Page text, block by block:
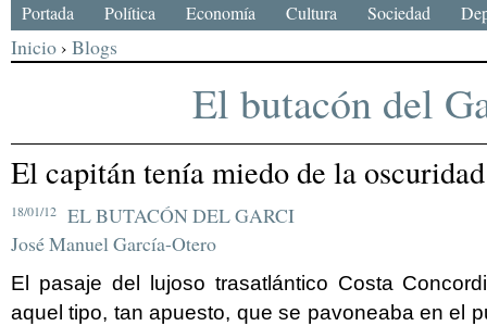
Inicio › Blogs
El butacón del
El capitán tenía miedo de la oscuridad
18/01/12
EL BUTACÓN DEL GARCI
José Manuel García-Otero
El pasaje del lujoso trasatlántico Costa
aquel tipo, tan apuesto, que se pavoneaba en el
Portada Política Economía Cultura Sociedad